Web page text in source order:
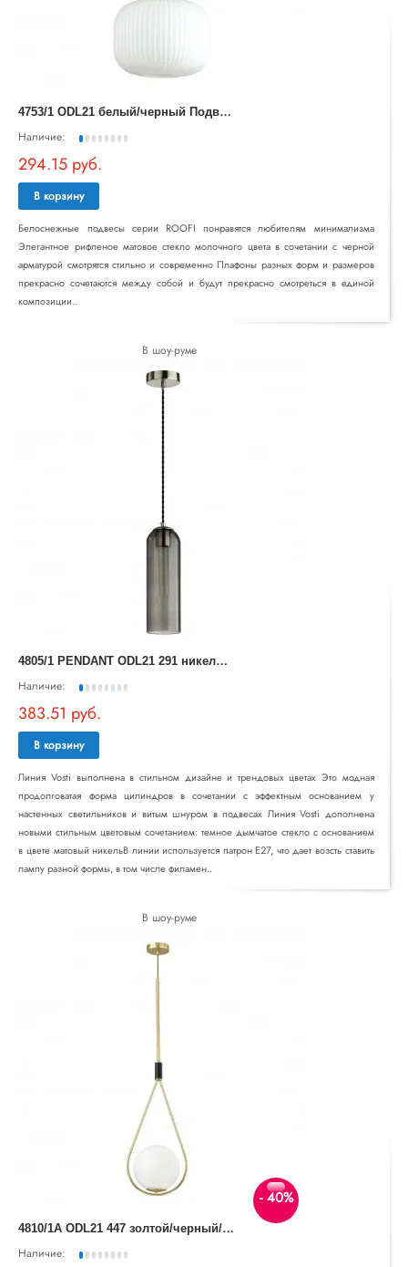
4
753/1 ODL21 белый/черный Подвес E27 60W ROOFI
Наличие:
294.15 руб.
В корзину
Белоснежные подвесы серии ROOFI понравятся любителям минимализма
Элегантное рифленое матовое стекло молочного цвета в сочетании с черной
арматурой смотрятся стильно и современно Плафоны разных форм и размеров
прекрасно сочетаются между собой и будут прекрасно смотреться в единой
композиции..
В шоу-руме
4
805/1 PENDANT ODL21 291 никель/дымчатый Подвес E27 1*60W VOSTI
Наличие:
383.51 руб.
В корзину
Линия Vosti выполнена в стильном дизайне и трендовых цветах Это модная
продолговатая форма цилиндров в сочетании с эффектным основанием у
настенных светильников и витым шнуром в подвесах Линия Vosti дополнена
новыми стильным цветовым сочетанием: темное дымчатое стекло с основанием
в цвете матовый никельВ линии используется патрон Е27, что дает возсть ставить
лампу разной формы, в том числе филамен..
В шоу-руме
- 40%
4
810/1A ODL21 447 золтой/черный/белый Подвес E14 1*40W FLARI
Наличие: